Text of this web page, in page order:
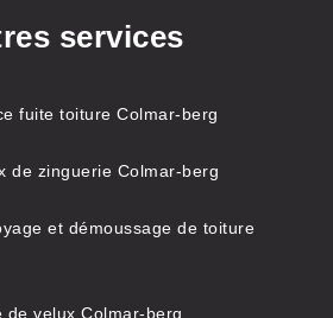
services
fuite toiture Colmar-berg
de zinguerie Colmar-berg
et démoussage de toiture
de velux Colmar-berg